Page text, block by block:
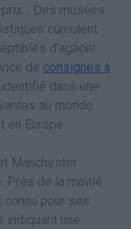
Des musées
cumulent
d’agacer
de consignes à
dans une
au monde.
en Europe.
Manchester
Près de la moitié
connu pour ses
une